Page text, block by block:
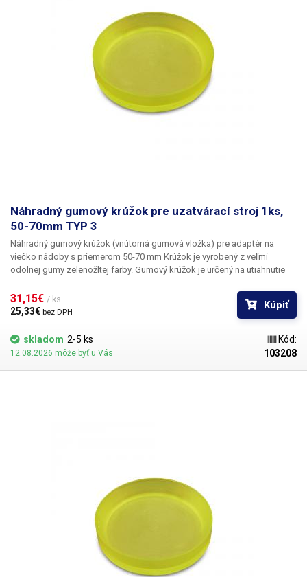
Náhradný gumový krúžok pre uzatvárací stroj 1ks,
50-70mm TYP 3
Náhradný gumový krúžok (vnútorná gumová vložka) pre adaptér na
viečko nádoby s priemerom 50-70 mm Krúžok je vyrobený z veľmi
odolnej gumy zelenožltej farby. Gumový krúžok je určený na utiahnutie
31,15€ / ks
25,33€ bez DPH
Kúpiť
skladom 2-5 ks
12.08.2026 môže byť u Vás
Kód:
103208